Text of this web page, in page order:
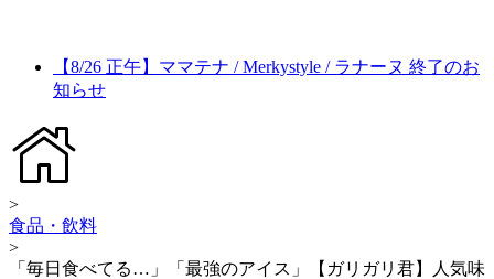
【8/26 正午】ママテナ / Merkystyle / ラナーヌ 終了のお
知らせ
>
食品・飲料
>
「毎日食べてる…」「最強のアイス」【ガリガリ君】人気味